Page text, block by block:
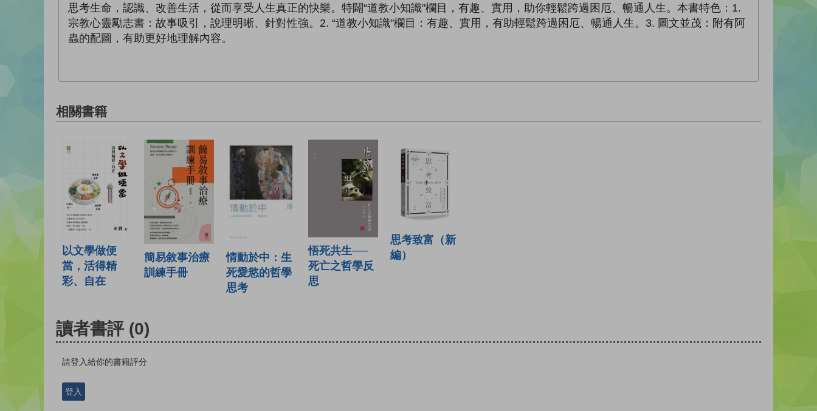
思考生命，認識、改善生活，從而享受人生真正的快樂。特闢“道教小知識"欄目，有趣、實用，助你輕鬆跨過困厄、暢通人生。本書特色：1.
宗教心靈勵志書：故事吸引，說理明晰、針對性強。2. “道教小知識"欄目：有趣、實用，有助輕鬆跨過困厄、暢通人生。3. 圖文並茂：附有阿
蟲的配圖，有助更好地理解內容。
相關書籍
以文學做便
當，活得精
彩、自在
簡易敘事治療
訓練手冊
情動於中：生
死愛慾的哲學
思考
悟死共生──
死亡之哲學反
思
思考致富（新
編）
讀者書評 (0)
請登入給你的書籍評分
登入